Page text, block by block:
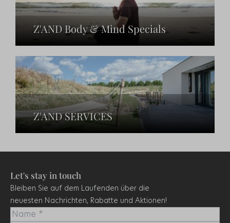
Z'AND Body & Mind Specials
Z'AND SERVICES
Let's stay in touch
Bleiben Sie auf dem Laufenden über die
neuesten Nachrichten, Rabatte und Aktionen!